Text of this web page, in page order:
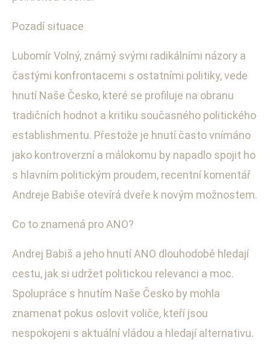
Pozadí situace
Lubomír Volný, známý svými radikálními názory a
častými konfrontacemi s ostatními politiky, vede
hnutí Naše Česko, které se profiluje na obranu
tradičních hodnot a kritiku současného politického
establishmentu. Přestože je hnutí často vnímáno
jako kontroverzní a málokomu by napadlo spojit ho
s hlavním politickým proudem, recentní komentář
Andreje Babiše otevírá dveře k novým možnostem.
Co to znamená pro ANO?
Andrej Babiš a jeho hnutí ANO dlouhodobě hledají
cestu, jak si udržet politickou relevanci a moc.
Spolupráce s hnutím Naše Česko by mohla
znamenat pokus oslovit voliče, kteří jsou
nespokojeni s aktuální vládou a hledají alternativu.